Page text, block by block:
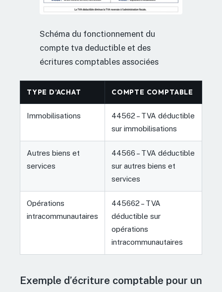
Schéma du fonctionnement du
compte tva deductible et des
écritures comptables associées
TYPE D’ACHAT COMPTE COMPTABLE
Immobilisations
44562 – TVA déductible
sur immobilisations
Autres biens et
services
44566 – TVA déductible
sur autres biens et
services
Opérations
intracommunautaires
445662 – TVA
déductible sur
opérations
intracommunautaires
Exemple d’écriture comptable pour un